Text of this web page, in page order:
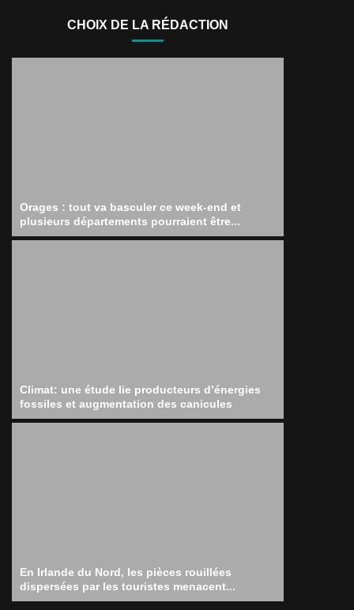
CHOIX DE LA RÉDACTION
Orages : tout va basculer ce week-end et
plusieurs départements pourraient être...
Climat: une étude lie producteurs d’énergies
fossiles et augmentation des canicules
En Irlande du Nord, les pièces rouillées
dispersées par les touristes menacent...